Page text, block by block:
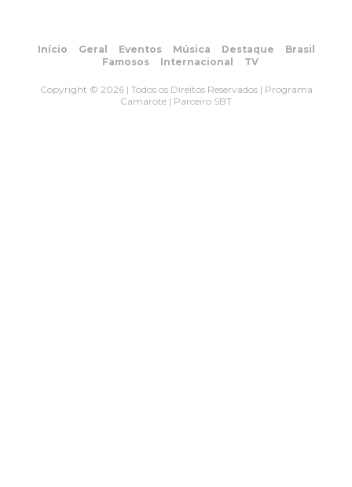
Início Geral Eventos Música Destaque
Brasil
Famosos
Internacional TV
Copyright © 2026 | Todos os Direitos Reservados | Programa
Camarote | Parceiro SBT